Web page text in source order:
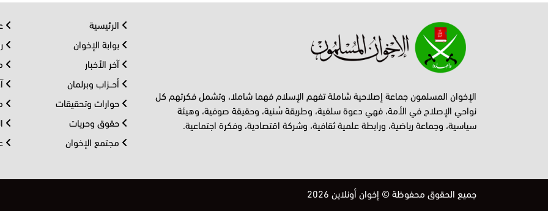
الإخوان المسلمون جماعة إصلاحية شاملة تفهم الإسلام فهما شاملا، وتشمل فكرتهم كل
نواحي الإصلاح في الأمة، فهي دعوة سلفية، وطريقة سُنية، وحقيقة صوفية، وهيئة
سياسية، وجماعة رياضية، ورابطة علمية ثقافية، وشركة اقتصادية، وفكرة اجتماعية.
الرئيسية
بوابة الإخوان
آخر الأخبار
أحــزاب وبرلمان
حوارات وتحقيقات
حقوق وحريات
مجتمع الإخوان
جميع الحقوق محفوظة © إخوان أونلاين 2026